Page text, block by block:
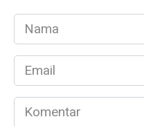
Nama
*
Email
*
Komentar